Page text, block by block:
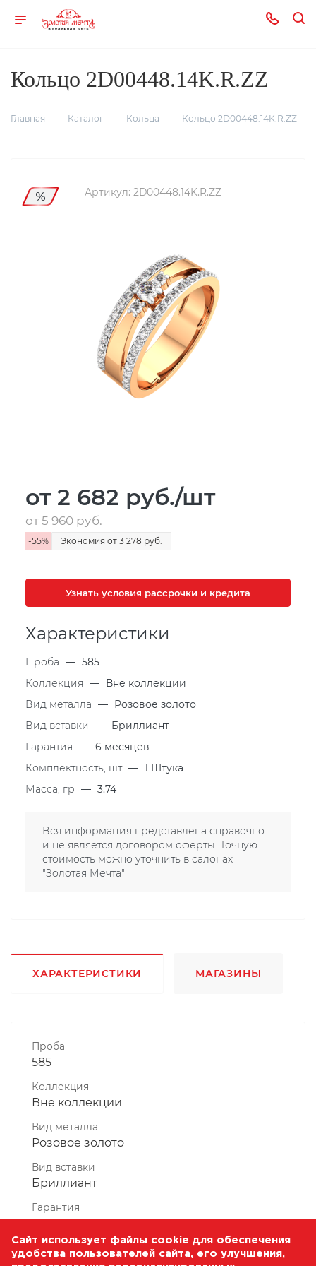
Кольцо 2D00448.14K.R.ZZ
Главная Каталог Кольца Кольцо 2D00448.14K.R.ZZ
Артикул: 2D00448.14K.R.ZZ
от 2 682 руб./шт
от 5 960руб.
-55% Экономия от 3 278 руб.
Узнать условия рассрочки и кредита
Характеристики
Проба — 585
Коллекция — Вне коллекции
Вид металла — Розовое золото
Вид вставки
— Бриллиант
Гарантия — 6 месяцев
Комплектность, шт — 1 Штука
Масса, гр — 3.74
Вся информация представлена справочно
и не является договором оферты. Точную
стоимость можно уточнить в салонах
"Золотая Мечта"
ХАРАКТЕРИСТИКИ МАГАЗИНЫ
Проба
585
Коллекция
Вне коллекции
Вид металла
Розовое золото
Вид вставки
Бриллиант
Гарантия
6 месяцев
Комплектность, шт
Сайт использует файлы cookie для обеспечения
удобства пользователей сайта, его улучшения,